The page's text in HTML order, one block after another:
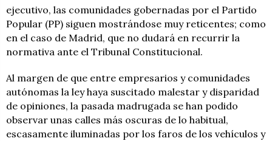
ejecutivo, las comunidades gobernadas por el Partido
Popular (PP) siguen mostrándose muy reticentes; como
en el caso de Madrid, que no dudará en recurrir la
normativa ante el Tribunal Constitucional.
Al margen de que entre empresarios y comunidades
autónomas la ley haya suscitado malestar y disparidad
de opiniones, la pasada madrugada se han podido
observar unas calles más oscuras de lo habitual,
escasamente iluminadas por los faros de los vehículos y